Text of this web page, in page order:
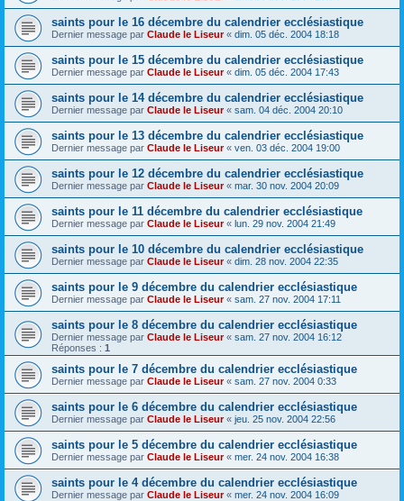
saints pour le 16 décembre du calendrier ecclésiastique
Dernier message par Claude le Liseur« dim. 05 déc. 2004 18:18
saints pour le 15 décembre du calendrier ecclésiastique
Dernier message par Claude le Liseur« dim. 05 déc. 2004 17:43
saints pour le 14 décembre du calendrier ecclésiastique
Dernier message par Claude le Liseur« sam. 04 déc. 2004 20:10
saints pour le 13 décembre du calendrier ecclésiastique
Dernier message par Claude le Liseur« ven. 03 déc. 2004 19:00
saints pour le 12 décembre du calendrier ecclésiastique
Dernier message par Claude le Liseur« mar. 30 nov. 2004 20:09
saints pour le 11 décembre du calendrier ecclésiastique
Dernier message par Claude le Liseur« lun. 29 nov. 2004 21:49
saints pour le 10 décembre du calendrier ecclésiastique
Dernier message par Claude le Liseur« dim. 28 nov. 2004 22:35
saints pour le 9 décembre du calendrier ecclésiastique
Dernier message par Claude le Liseur« sam. 27 nov. 2004 17:11
saints pour le 8 décembre du calendrier ecclésiastique
Dernier message par Claude le Liseur« sam. 27 nov. 2004 16:12
Réponses : 1
saints pour le 7 décembre du calendrier ecclésiastique
Dernier message par Claude le Liseur« sam. 27 nov. 2004 0:33
saints pour le 6 décembre du calendrier ecclésiastique
Dernier message par Claude le Liseur« jeu. 25 nov. 2004 22:56
saints pour le 5 décembre du calendrier ecclésiastique
Dernier message par Claude le Liseur« mer. 24 nov. 2004 16:38
saints pour le 4 décembre du calendrier ecclésiastique
Dernier message par Claude le Liseur« mer. 24 nov. 2004 16:09